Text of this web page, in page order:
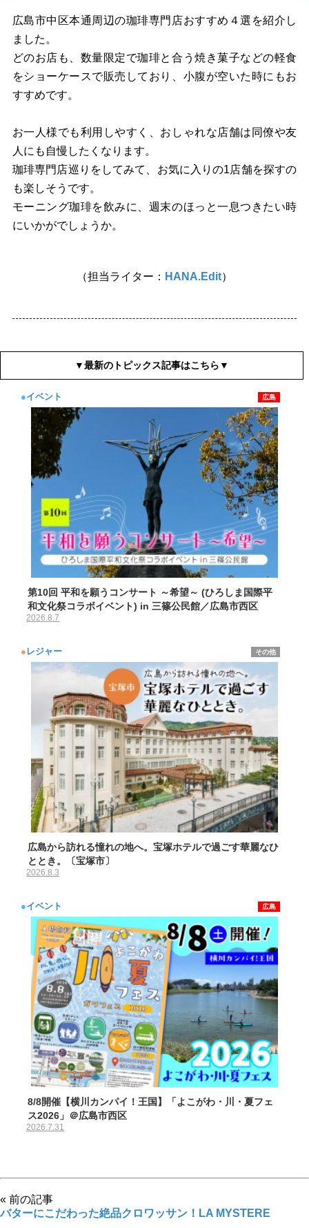
広島市中区本通周辺の珈琲専門店おすすめ４選を紹介し
ました。
どのお店も、数量限定で珈琲と合う焼き菓子などの軽食
をショーケースで販売しており、小腹が空いた時にもお
すすめです。
お一人様でも利用しやすく、おしゃれな店舗は同僚や友
人にも自慢したくなります。
珈琲専門店巡りをしてみて、お気に入りの1店舗を探すの
も楽しそうです。
モーニング珈琲を飲みに、週末のほっと一息つきたい時
にいかがでしょうか。
（担当ライター： HANA.Edit）
▼最新のトピックス記事はこちら▼
●イベント 広島
第10回 平和を願うコンサート ～希望～ (ひろしま国際平
和文化祭コラボイベント) in 三篠公民館／広島市西区
2026.8.7
● レジャー その他
広島から訪れる憧れの地へ。宝塚ホテルで過ごす華麗なひ
ととき。〔宝塚市〕
2026.8.3
●イベント 広島
8/8開催【横川カンパイ！王国】「よこがわ・川・夏フェ
ス2026」＠広島市西区
2026.7.31
« 前の記事
バターにこだわった絶品クロワッサン！LA MYSTERE